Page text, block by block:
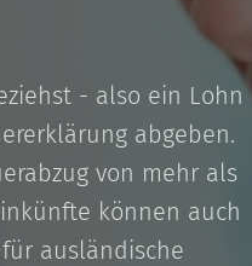
- also ein Lohn
abgeben.
von mehr als
können auch
ausländische